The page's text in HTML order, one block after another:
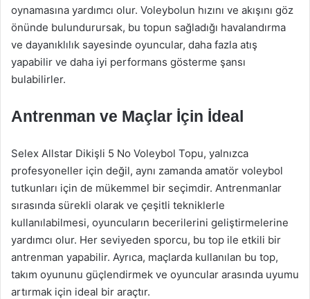
oynamasına yardımcı olur. Voleybolun hızını ve akışını göz
önünde bulundurursak, bu topun sağladığı havalandırma
ve dayanıklılık sayesinde oyuncular, daha fazla atış
yapabilir ve daha iyi performans gösterme şansı
bulabilirler.
Antrenman ve Maçlar İçin İdeal
Selex Allstar Dikişli 5 No Voleybol Topu, yalnızca
profesyoneller için değil, aynı zamanda amatör voleybol
tutkunları için de mükemmel bir seçimdir. Antrenmanlar
sırasında sürekli olarak ve çeşitli tekniklerle
kullanılabilmesi, oyuncuların becerilerini geliştirmelerine
yardımcı olur. Her seviyeden sporcu, bu top ile etkili bir
antrenman yapabilir. Ayrıca, maçlarda kullanılan bu top,
takım oyununu güçlendirmek ve oyuncular arasında uyumu
artırmak için ideal bir araçtır.